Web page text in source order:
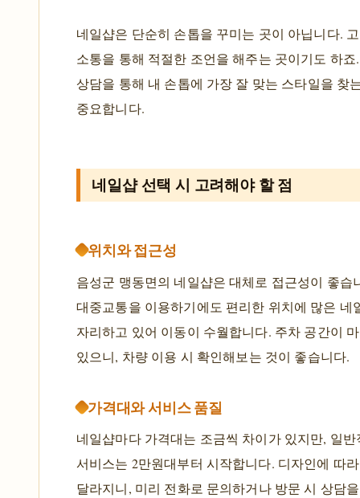
네일샵은 단순히 손톱을 꾸미는 곳이 아닙니다.
소통을 통해 적절한 조언을 해주는 곳이기도 하죠
상담을 통해 내 손톱에 가장 잘 맞는 스타일을 찾
중요합니다.
네일샵 선택 시 고려해야 할 점
위치와 접근성
음성군 맹동면의 네일샵은 대체로 접근성이 좋습
대중교통을 이용하기에도 편리한 위치에 많은 네
자리하고 있어 이동이 수월합니다. 주차 공간이
있으니, 차량 이용 시 확인해보는 것이 좋습니다.
가격대와 서비스 품질
네일샵마다 가격대는 조금씩 차이가 있지만, 일
서비스는 2만원대부터 시작합니다. 디자인에 따
달라지니, 미리 전화로 문의하거나 방문 시 상담